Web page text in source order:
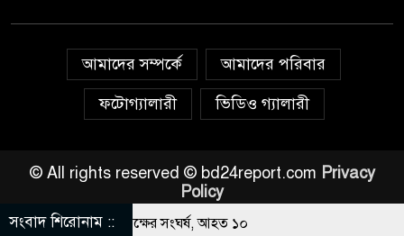
আমাদের সম্পর্কে
আমাদের পরিবার
ফটোগ্যালারী
ভিডিও গ্যালারী
© All rights reserved © bd24report.com Privacy
Policy
সংবাদ শিরোনাম ::
নিয়ে বর ও কনেপক্ষের সংঘর্ষ, আহত ১০